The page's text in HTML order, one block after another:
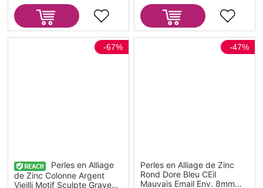
Perles en Alliage
de Zinc Colonne Argent
Vieilli Motif Sculpte Grave
-67%
Perles en Alliage de Zinc
Rond Dore Bleu CEil
Mauvais Email Env. 8mm
-47%